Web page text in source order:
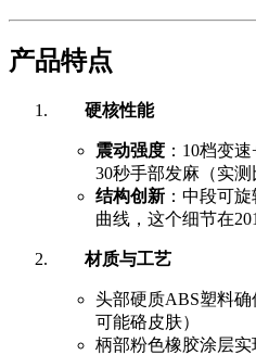
产品特点
硬核性能
震动强度 ：10档变
30秒手部发麻（实测
结构创新 ：中段可
曲线，这个细节在
材质与工艺
头部硬质ABS塑料
可能硌皮肤）
柄部粉色橡胶涂层